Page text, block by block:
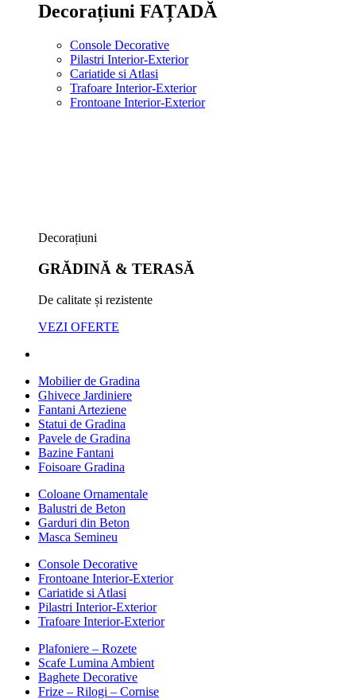
Decorațiuni FAȚADĂ
Console Decorative
Pilastri Interior-Exterior
Cariatide si Atlasi
Trafoare Interior-Exterior
Frontoane Interior-Exterior
Decorațiuni
GRĂDINĂ & TERASĂ
De calitate și rezistente
VEZI OFERTE
Mobilier de Gradina
Ghivece Jardiniere
Fantani Arteziene
Statui de Gradina
Pavele de Gradina
Bazine Fantani
Foisoare Gradina
Coloane Ornamentale
Balustri de Beton
Garduri din Beton
Masca Semineu
Console Decorative
Frontoane Interior-Exterior
Cariatide si Atlasi
Pilastri Interior-Exterior
Trafoare Interior-Exterior
Plafoniere – Rozete
Scafe Lumina Ambient
Baghete Decorative
Frize – Rilogi – Cornise